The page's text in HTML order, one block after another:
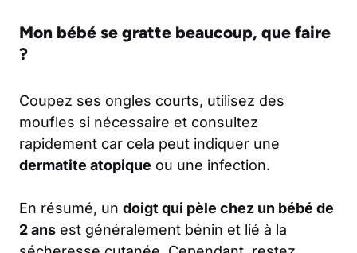
Mon bébé se gratte beaucoup, que faire
?
Coupez ses ongles courts, utilisez des
moufles si nécessaire et consultez
rapidement car cela peut indiquer une
dermatite atopique ou une infection.
En résumé, un doigt qui pèle chez un bébé de
2 ans est généralement bénin et lié à la